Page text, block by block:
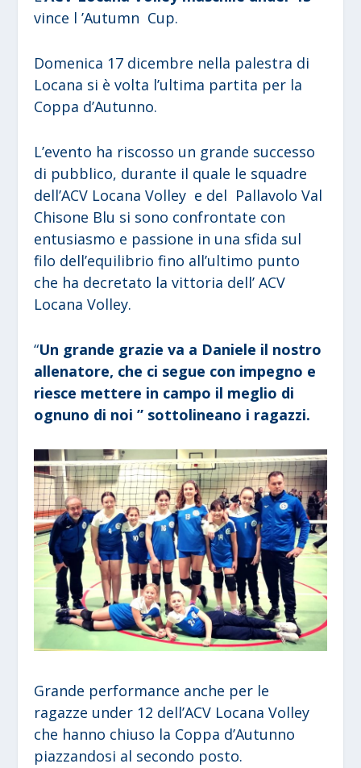
vince l ’Autumn Cup.
Domenica 17 dicembre nella palestra di
Locana si è volta l’ultima partita per la
Coppa d’Autunno.
L’evento ha riscosso un grande successo
di pubblico, durante il quale le squadre
dell’ACV Locana Volley e del Pallavolo Val
Chisone Blu si sono confrontate con
entusiasmo e passione in una sfida sul
filo dell’equilibrio fino all’ultimo punto
che ha decretato la vittoria dell’ ACV
Locana Volley.
“Un grande grazie va a Daniele il nostro
allenatore, che ci segue con impegno e
riesce mettere in campo il meglio di
ognuno di noi ” sottolineano i ragazzi.
Grande performance anche per le
ragazze under 12 dell’ACV Locana Volley
che hanno chiuso la Coppa d’Autunno
piazzandosi al secondo posto.